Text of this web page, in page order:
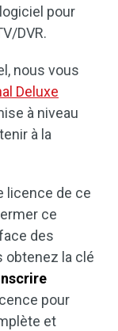
pour
DVR.
nous vous
Deluxe
à niveau
à la
licence de ce
ce
des
obtenez la clé
pour
et